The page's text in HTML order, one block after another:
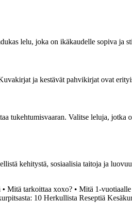
lelu, joka on ikäkaudelle sopiva ja
ja kestävät pahvikirjat ovat
tukehtumisvaaran. Valitse leluja, jotka
kehitystä, sosiaalisia taitoja ja
• Mitä tarkoittaa xoxo? • Mitä 1-
10 Herkullista Reseptiä